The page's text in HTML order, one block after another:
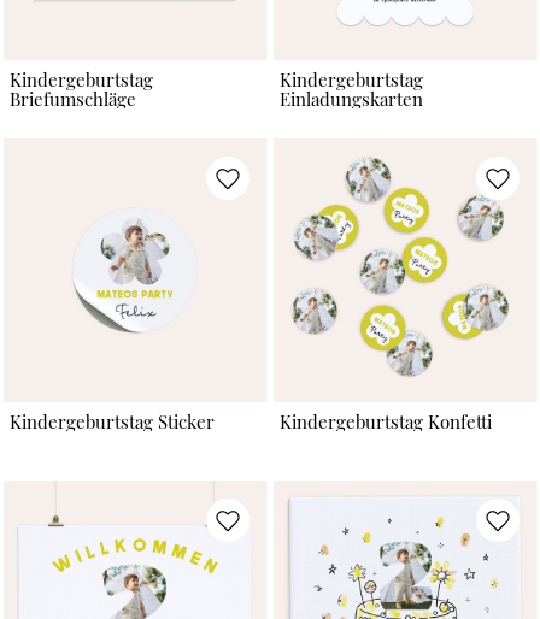
Kindergeburtstag
Briefumschläge
Kindergeburtstag
Einladungskarten
Kindergeburtstag Sticker Kindergeburtstag Konfetti